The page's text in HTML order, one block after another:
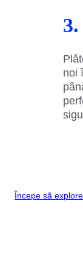
3.
noi
Începe să